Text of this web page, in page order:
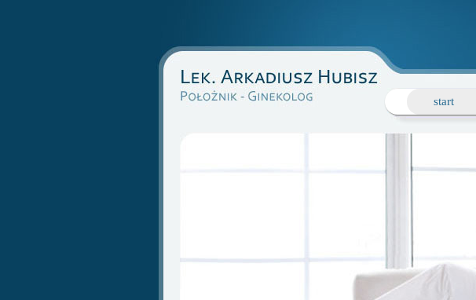
start